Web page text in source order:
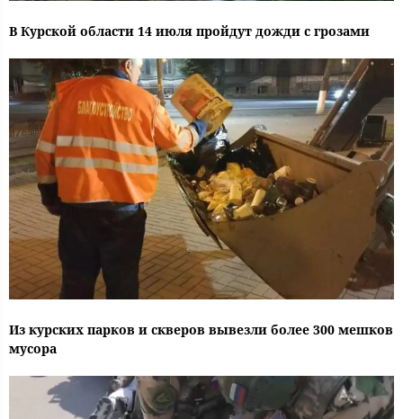
В Курской области 14 июля пройдут дожди с грозами
Из курских парков и скверов вывезли более 300 мешков
мусора